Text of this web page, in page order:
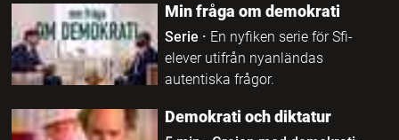
Min fråga om demokrati
Serie · En nyfiken serie för Sfi-
elever utifrån nyanländas
autentiska frågor.
Demokrati och diktatur